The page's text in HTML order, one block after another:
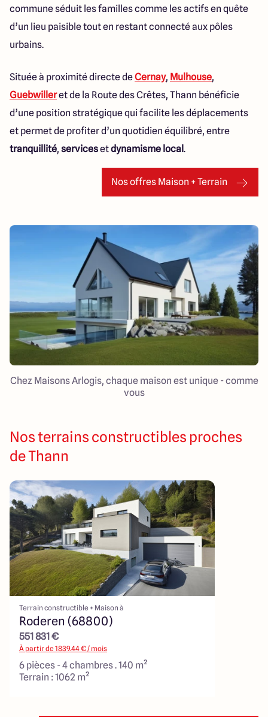
commune séduit les familles comme les actifs en quête
d’un lieu paisible tout en restant connecté aux pôles
urbains.
Située à proximité directe deCernay, Mulhouse,
Guebwilleret de la Route des Crêtes, Thann bénéficie
d’une position stratégique qui facilite les déplacements
et permet de profiter d’un quotidien équilibré, entre
tranquillité, servicesetdynamisme local .
Nos offres Maison + Terrain
Chez Maisons Arlogis, chaque maison est unique - comme
vous
Nos terrains constructibles proches
de Thann
Terrain constructible + Maison à
Roderen (68800)
551 831 €
À partir de1839.44€ / mois
6 pièces - 4 chambres . 140 m²
Terrain : 1062 m²